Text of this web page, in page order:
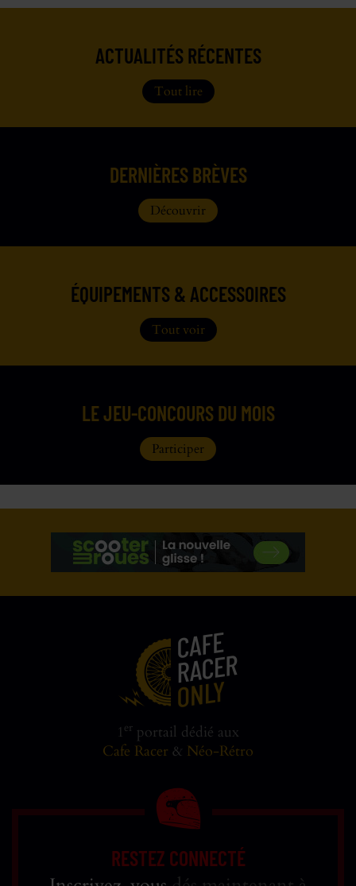
ACTUALITÉS RÉCENTES
Tout lire
DERNIÈRES BRÈVES
Découvrir
ÉQUIPEMENTS & ACCESSOIRES
Tout voir
LE JEU-CONCOURS DU MOIS
Participer
1 er portail dédié aux
Cafe Racer & Néo-Rétro
RESTEZ CONNECTÉ